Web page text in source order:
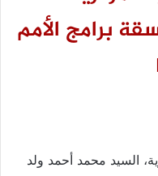
برامج الأمم
السيد محمد أحمد ولد